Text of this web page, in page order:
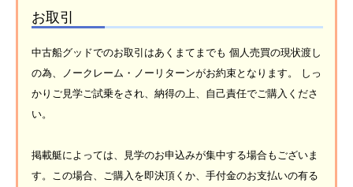
お取引
中古船グッドでのお取引はあくまてまでも 個人売買の現状渡し
の為、ノークレーム・ノーリターンがお約束となります。 しっ
かりご見学ご試乗をされ、納得の上、自己責任でご購入くださ
い。
掲載艇によっては、見学のお申込みが集中する場合もございま
す。この場合、ご購入を即決頂くか、手付金のお支払いの有る